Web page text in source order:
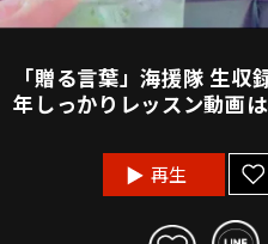
「贈る言葉」海援隊 生
年しっかりレッスン動画は
再生